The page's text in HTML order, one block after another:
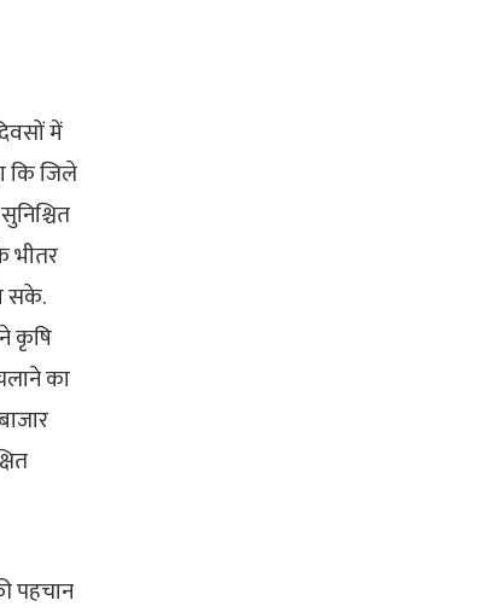
में
कि जिले
भीतर
सके.
कृषि
का
पहचान